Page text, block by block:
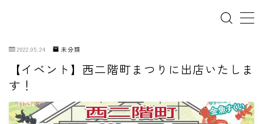
ホーム
犬の幼稚園
2022.05.24 未分類
【イベント】西二階町まつりに出店いたしま
す！